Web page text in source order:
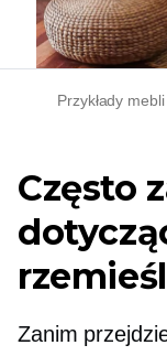
Przykłady
Często
Zanim